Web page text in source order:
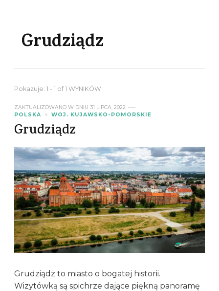
Grudziądz
Pokazuje: 1 - 1 of 1 WYNIKÓW
ZAKTUALIZOWANO W DNIU 31 LIPCA, 2022
POLSKA
WOJ. KUJAWSKO-POMORSKIE
Grudziądz
Grudziądz to miasto o bogatej historii.
Wizytówką są spichrze dające piękną panoramę